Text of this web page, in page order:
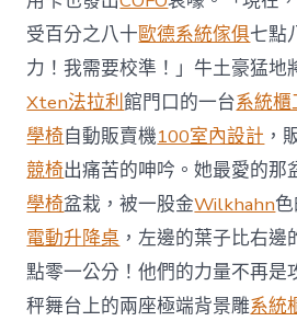
受百分之八十歐德系統傢俱七點
力！我需要校準！」牛土豪猛地
Xten法拉利館門口的一台系統
學椅自動販賣機100室內設計 ，
競椅出痛苦的呻吟。她最愛的那
學椅盆栽，被一股金Wilkhahn
電動升降桌 ，左邊的葉子比右邊
點零一公分！他們的力量不再是
秤舞台上的兩座極端背景雕系統